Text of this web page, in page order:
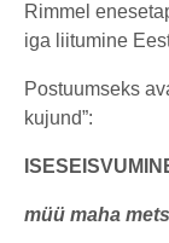
Rimmel
iga liitumine
Postuumseks
kujund”:
müü maha